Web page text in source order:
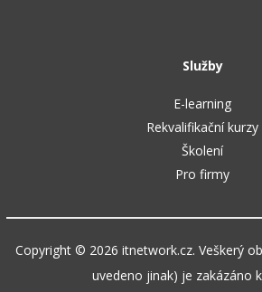
Služby
E-learning
Rekvalifikační kurzy
Školení
Pro firmy
Copyright © 2026 itnetwork.cz. Veškerý
uvedeno jinak) je zakázáno